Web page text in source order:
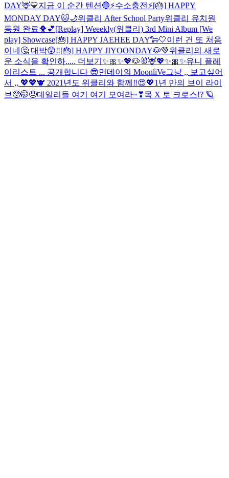
DAY🦌💛지금 이 순간 텐션🔵⚡️수소충전⚡️[🎂] HAPPY
MONDAY DAY🐱🌙위클리 After School Party위클리 유치원
등원 완료🐥💕[Replay] Weeekly(위클리) 3rd Mini Album [We
play] Showcase[🎂] HAPPY JAEHEE DAY🐑🤍이런 건 또 처음
이네🤔 대박😲‼️[🎂] HAPPY JIYOONDAY🐶💚위클리의 새로
운 소식을 확인하..... 더보기 ✨🎀✨💖🐶🐰🦌💖✨🎀✨유니 플레
이리스트 ... 공개합니다 😎먼데이의 MoonliVe그냥 ,, 보고싶어
서 ,, 💖💖🐮 2021년도 위클리와 함께‼️😍💖1년 만의 브이 라이
브🥺🤭😓데일리들 여기 여기 모여라~❣목 X 토 크로스!? 🪐